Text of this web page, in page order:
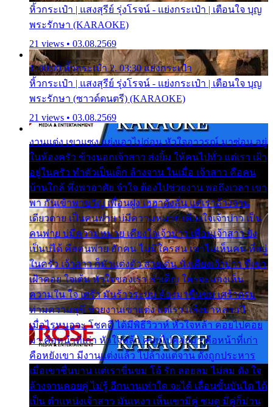
หิ้วกระเป๋า | แสงสุรีย์ รุ่งโรจน์ - แย่งกระเป๋า | เตือนใจ บุญ
พระรักษา (KARAOKE)
21 views • 03.08.2569
1. 00:00 หิ้วกระเป๋า 2. 03:30 แย่งกระเป๋า
หิ้วกระเป๋า | แสงสุรีย์ รุ่งโรจน์ - แย่งกระเป๋า | เตือนใจ บุญ
พระรักษา (ซาวด์ดนตรี) (KARAOKE)
21 views • 03.08.2569
งานแต่ง เขาแซง แย่งเอาไปก่อน หัวใจอาวรณ์ มาซ่อน อยู่
ในห้องครัว ข้างนอกเจ้าสาว ส่งยิ้ม ให้คนไปทั่ว แต่เรา เฝ้า
อยู่ในครัว ทำตัวเป็นเด็ก ล้างจาน ในเมื่อ เจ้าสาว คือคน
บ้านใกล้ พึ่งพาอาศัย จำใจ ต้องไปช่วยงาน พอถึงเวลา เขา
พา กันเข้าพาขวัญ เพื่อนฝูง เฮฮาดังลั่น แต่เราล้างจาน
เดียวดาย เป็นคนพ่าย บ่มีความหมาย เคียงใจเจ้าบ่าว เป็น
คนพ่าย บ่มีความหมาย เคียงใจเจ้าบ่าว เพื่อนเจ้าสาว ยัง
เป็นบ่ได้ คือคนพ่าย ฮักคน ไม่มีใครสน เขาไม่เห็นคน ที่อยู่
ในครัว เจ้าสาว ก็มัวแต่งตัว สวยเด่น นั่งเคียงเจ้าบ่าว ที่เขา
เฝ้าคอย ใจเต้น หัวใจของเรา ลำเค็ญ ใครจะมองเห็น
ความใน ใจ เศร้า มันร้าวระบม ต้องมาขื่นขม เศร้าตรม
ท่ามความสุขี ช่วยงานเขาแต่ง แต่เรา แล้งมาหลายปี
เมื่อไรหนอจะ โชคดี ได้มีพิธีวิวาห์ หัวใจหล้า คอยไปคอย
มา คือหน้าที่เก่า หัวใจหล้า คอยไปคอยมา คือหน้าที่เก่า
คือหยังเขา มีงานแต่งแล้ว ไปล้างแต่จาน ดั่งถูกประหาร
เมื่อเขาชื่นบาน แต่เราขื่นขม โอ้ รัก ลอยลม ไม่สม ดัง ใจ
ล้างจานคอยคู่ ไม่รู้ อีกนานเท่าใด จะได้ เลื่อนขั้นบันได ได้
เป็น ตำแหน่งเจ้าสาว มันเหงา เห็นเขามีคู่ ซมดู มีคู่ก็ม่วน